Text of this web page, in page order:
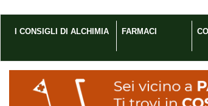
I CONSIGLI DI ALCHIMIA FARMACI